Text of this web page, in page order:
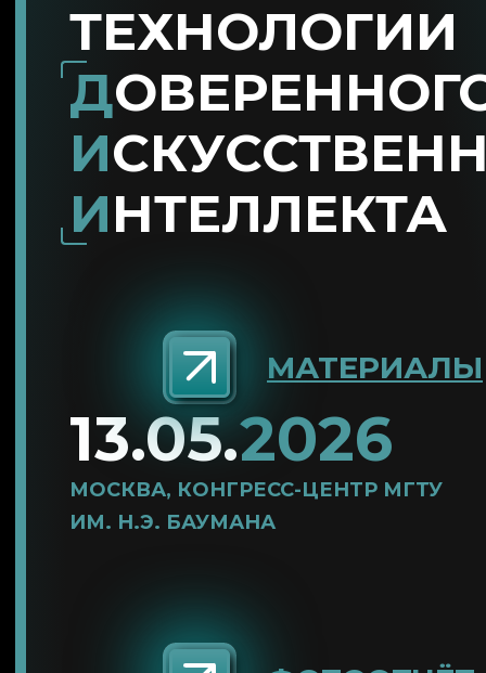
ТЕХНОЛОГИИ
Д
И
ИНТЕЛЛЕКТА
13.05.2026
МОСКВА, КОНГРЕСС-ЦЕНТР МГТУ
ИМ. Н.Э. БАУМАНА
МАТЕРИАЛЫ